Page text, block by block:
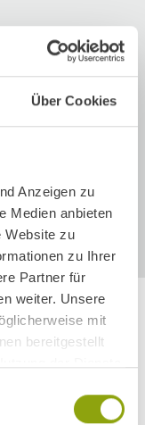
Über Cookies
Anzeigen zu
Medien anbieten
Website zu
zu Ihrer
Partner für
weiter. Unsere
mit
bereitgestellt
in